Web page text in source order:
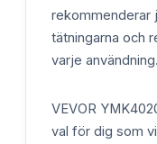
rekommenderar
tätningarna och
varje användning.
VEVOR
val för dig som